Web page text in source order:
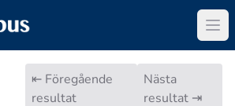
⇤ Föregående
resultat
Nästa
resultat ⇥